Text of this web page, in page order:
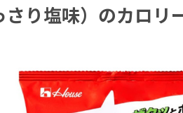
り塩味）のカロリ